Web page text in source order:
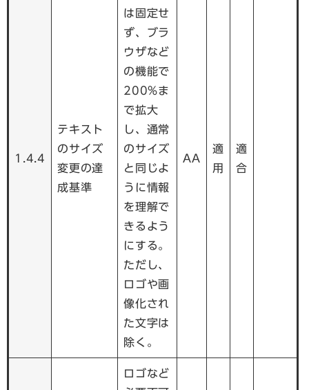
1.4.4
テキスト
のサイズ
変更の達
成基準
は固定せ
ず、ブラ
ウザなど
の機能で
200%ま
で拡大
し、通常
のサイズ
と同じよ
うに情報
を理解で
きるよう
にする。
ただし、
ロゴや画
像化され
た文字は
除く。
AA
適
用
適
合
ロゴなど